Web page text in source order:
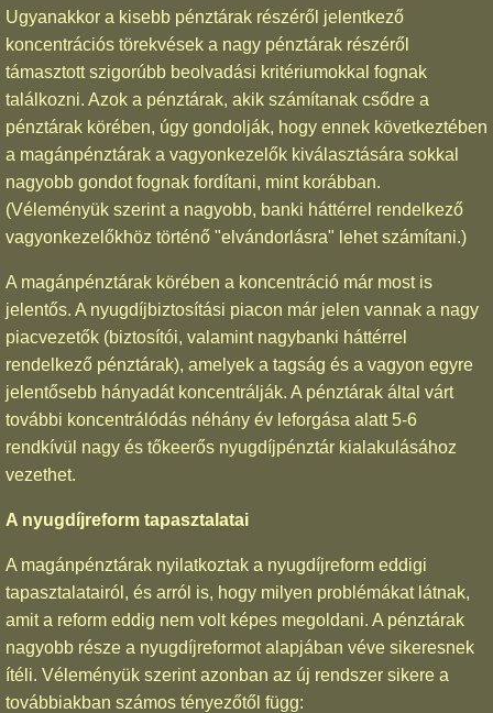
Ugyanakkor a kisebb pénztárak részéről jelentkező
koncentrációs törekvések a nagy pénztárak részéről
támasztott szigorúbb beolvadási kritériumokkal fognak
találkozni. Azok a pénztárak, akik számítanak csődre a
pénztárak körében, úgy gondolják, hogy ennek következtében
a magánpénztárak a vagyonkezelők kiválasztására sokkal
nagyobb gondot fognak fordítani, mint korábban.
(Véleményük szerint a nagyobb, banki háttérrel rendelkező
vagyonkezelőkhöz történő "elvándorlásra" lehet számítani.)
A magánpénztárak körében a koncentráció már most is
jelentős. A nyugdíjbiztosítási piacon már jelen vannak a nagy
piacvezetők (biztosítói, valamint nagybanki háttérrel
rendelkező pénztárak), amelyek a tagság és a vagyon egyre
jelentősebb hányadát koncentrálják. A pénztárak által várt
további koncentrálódás néhány év leforgása alatt 5-6
rendkívül nagy és tőkeerős nyugdíjpénztár kialakulásához
vezethet.
A nyugdíjreform tapasztalatai
A magánpénztárak nyilatkoztak a nyugdíjreform eddigi
tapasztalatairól, és arról is, hogy milyen problémákat látnak,
amit a reform eddig nem volt képes megoldani. A pénztárak
nagyobb része a nyugdíjreformot alapjában véve sikeresnek
ítéli. Véleményük szerint azonban az új rendszer sikere a
továbbiakban számos tényezőtől függ: